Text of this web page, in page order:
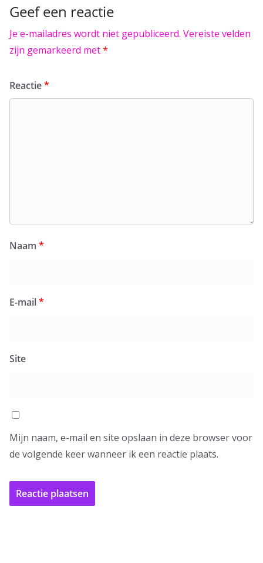
Geef een reactie
Je e-mailadres wordt niet gepubliceerd. Vereiste velden
zijn gemarkeerd met*
Reactie*
Naam *
E-mail*
Site
Mijn naam, e-mail en site opslaan in deze browser voor
de volgende keer wanneer ik een reactie plaats.